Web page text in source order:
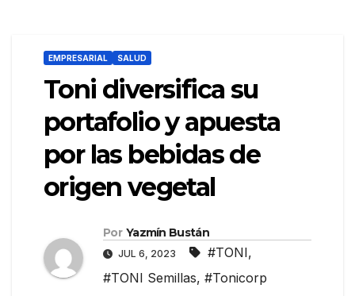
EMPRESARIAL SALUD
Toni diversifica su
portafolio y apuesta
por las bebidas de
origen vegetal
Por Yazmín Bustán
JUL 6, 2023 #TONI,
#TONI Semillas, #Tonicorp